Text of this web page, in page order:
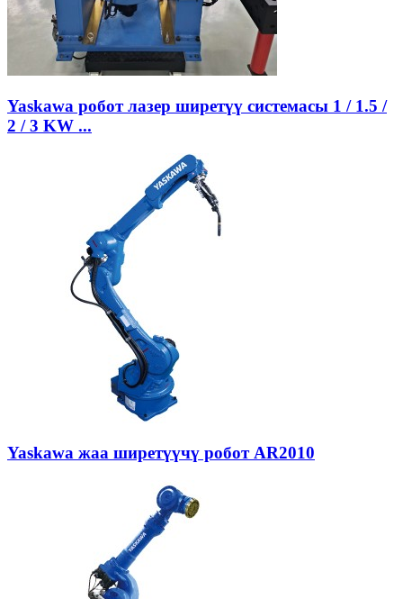
Yaskawa робот лазер ширетүү системасы 1 / 1.5 /
2 / 3 KW ...
Yaskawa жаа ширетүүчү робот AR2010